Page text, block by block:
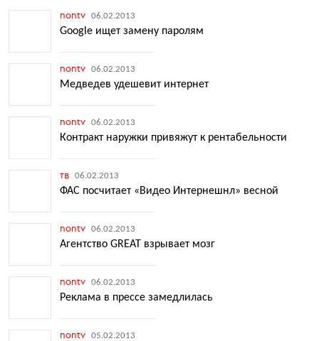
nontv 06.02.2013
Google ищет замену паролям
nontv 06.02.2013
Медведев удешевит интернет
nontv 06.02.2013
Контракт наружки привяжут к рентабельности
тв 06.02.2013
ФАС посчитает «Видео Интернешнл» весной
nontv 06.02.2013
Агентство GREAT взрывает мозг
nontv 06.02.2013
Реклама в прессе замедлилась
nontv 05.02.2013